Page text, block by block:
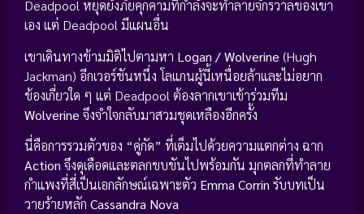
Deadpool หยุดยั้งภัยคุกคามที่กำลังจะทำลายจักรวาลของเขา
เอง แต่ Deadpool มีแผนอื่น
เขาเดินทางข้ามมิติไปตามหา Logan / Wolverine (Hugh
Jackman) อีกเวอร์ชันหนึ่ง โลแกนผู้นี้เหนื่อยล้าและไม่อยาก
ข้องเกี่ยวใด ๆ แต่ Deadpool ต้องลากเขาเข้าร่วมทีม
Wolverine จึงจำใจกลับมาสวมชุดเหลืองอีกครั้ง
นี่คือการรวมตัวของ “คู่กัด” ที่เต็มไปด้วยความแตกต่าง ฉาก
Action จึงดุเดือดและตลกขบขันไปพร้อมกัน มุกตลกที่ทำลาย
กำแพงที่สี่เป็นเอกลักษณ์เฉพาะตัว Emma Corrin รับบทเป็น
วายร้ายหลัก Cassandra Nova